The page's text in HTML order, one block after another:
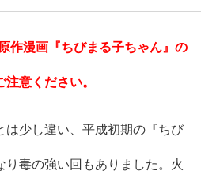
作漫画『ちびまる子ちゃん』の
意ください。
少し違い、平成初期の『ちび
り毒の強い回もありました。火